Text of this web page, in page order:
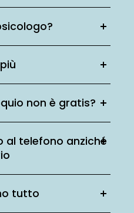
non è gratis?
al telefono anziché
tutto